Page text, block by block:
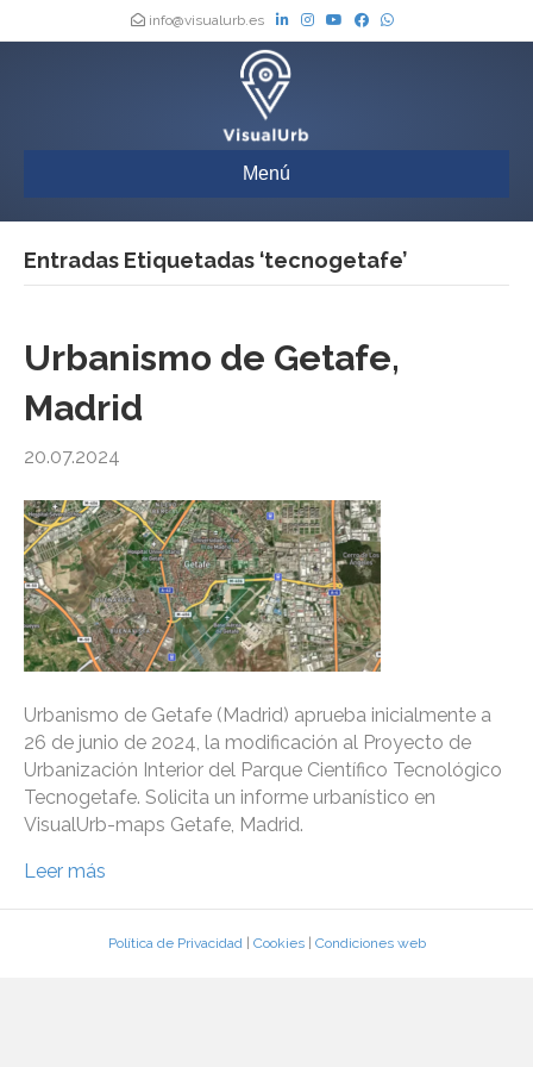
info@visualurb.es
Menú
Entradas Etiquetadas ‘tecnogetafe’
Urbanismo de Getafe,
Madrid
20.07.2024
Urbanismo de Getafe (Madrid) aprueba inicialmente a
26 de junio de 2024, la modificación al Proyecto de
Urbanización Interior del Parque Científico Tecnológico
Tecnogetafe. Solicita un informe urbanístico en
VisualUrb-maps Getafe, Madrid.
Leer más
Política de Privacidad| Cookies| Condiciones web